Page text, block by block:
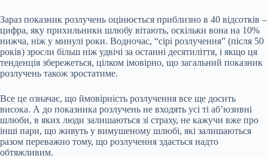
Зараз показник розлучень оцінюється приблизно в 40 відсотків –
цифра, яку прихильники шлюбу вітають, оскільки вона на 10%
нижча, ніж у минулі роки. Водночас, “сірі розлучення” (після 50
років) зросли більш ніж удвічі за останні десятиліття, і якщо ця
тенденція збережеться, цілком імовірно, що загальний показник
розлучень також зростатиме.
Все це означає, що ймовірність розлучення все ще досить
висока. А до показника розлучень не входять усі ті аб’юзивні
шлюби, в яких люди залишаються зі страху, не кажучи вже про
інші пари, що живуть у вимушеному шлюбі, які залишаються
разом переважно тому, що розлучення здається надто
обтяжливим.